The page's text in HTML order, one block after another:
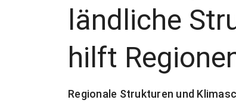
ländliche
hilft
Regionale Strukturen und